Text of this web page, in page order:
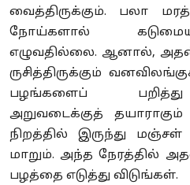
வைத்திருக்கும். பலா
நோய்களால்
எழுவதில்லை. ஆனால்,
ருசித்திருக்கும்
பழங்களைப் பறித்து
அறுவடைக்குத்
நிறத்தில் இருந்து
மாறும். அந்த நேரத்தில்
பழத்தை எடுத்து விடுங்கள்.